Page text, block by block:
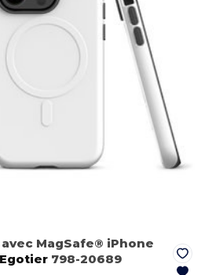
MagSafe® iPhone
Egotier 798-20689